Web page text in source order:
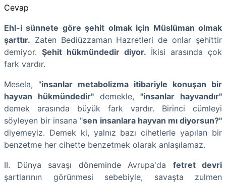
Cevap
Ehl-i sünnete göre şehit olmak için Müslüman olmak
şarttır. Zaten Bediüzzaman Hazretleri de onlar şehittir
demiyor. Şehit hükmündedir diyor. İkisi arasında çok
fark vardır.
Mesela, "insanlar metabolizma itibariyle konuşan bir
hayvan hükmündedir" demekle, "insanlar hayvandır"
demek arasında büyük fark vardır. Birinci cümleyi
söyleyen bir insana "sen insanlara hayvan mı diyorsun?"
diyemeyiz. Demek ki, yalnız bazı cihetlerle yapılan bir
benzetme her cihette benzetmek olarak anlaşılamaz.
II. Dünya savaşı döneminde Avrupa'da fetret devri
şartlarının görünmesi sebebiyle, savaşta zulmen